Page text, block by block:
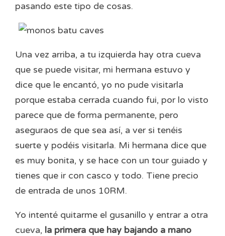
pasando este tipo de cosas.
Una vez arriba, a tu izquierda hay otra cueva
que se puede visitar, mi hermana estuvo y
dice que le encantó, yo no pude visitarla
porque estaba cerrada cuando fui, por lo visto
parece que de forma permanente, pero
aseguraos de que sea así, a ver si tenéis
suerte y podéis visitarla. Mi hermana dice que
es muy bonita, y se hace con un tour guiado y
tienes que ir con casco y todo. Tiene precio
de entrada de unos 10RM.
Yo intenté quitarme el gusanillo y entrar a otra
cueva, la primera que hay bajando a mano